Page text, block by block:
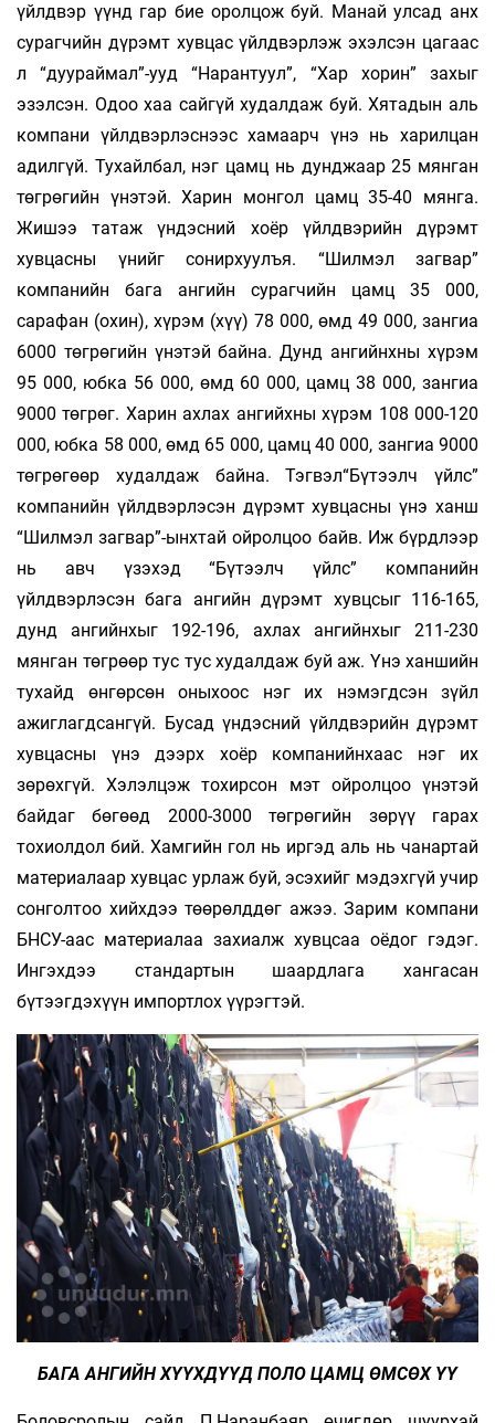
үйлдвэр үүнд гар бие оролцож буй. Манай улсад анх
сурагчийн дүрэмт хувцас үйлдвэрлэж эхэлсэн цагаас
л “дуураймал”-ууд “Нарантуул”, “Хар хорин” захыг
эзэлсэн. Одоо хаа сайгүй худалдаж буй. Хятадын аль
компани үйлдвэрлэснээс хамаарч үнэ нь харилцан
адилгүй. Тухайлбал, нэг цамц нь дунджаар 25 мянган
төгрөгийн үнэтэй. Харин монгол цамц 35-40 мянга.
Жишээ татаж үндэсний хоёр үйлдвэрийн дүрэмт
хувцасны үнийг сонирхуулъя. “Шилмэл загвар”
компанийн бага ангийн сурагчийн цамц 35 000,
сарафан (охин), хүрэм (хүү) 78 000, өмд 49 000, зангиа
6000 төгрөгийн үнэтэй байна. Дунд ангийнхны хүрэм
95 000, юбка 56 000, өмд 60 000, цамц 38 000, зангиа
9000 төгрөг. Харин ахлах ангийхны хүрэм 108 000-120
000, юбка 58 000, өмд 65 000, цамц 40 000, зангиа 9000
төгрөгөөр худалдаж байна. Тэгвэл“Бүтээлч үйлс”
компанийн үйлдвэрлэсэн дүрэмт хувцасны үнэ ханш
“Шилмэл загвар”-ынхтай ойролцоо байв. Иж бүрдлээр
нь авч үзэхэд “Бүтээлч үйлс” компанийн
үйлдвэрлэсэн бага ангийн дүрэмт хувцсыг 116-165,
дунд ангийнхыг 192-196, ахлах ангийнхыг 211-230
мянган төгрөөр тус тус худалдаж буй аж. Үнэ ханшийн
тухайд өнгөрсөн оныхоос нэг их нэмэгдсэн зүйл
ажиглагдсангүй. Бусад үндэсний үйлдвэрийн дүрэмт
хувцасны үнэ дээрх хоёр компанийнхаас нэг их
зөрөхгүй. Хэлэлцэж тохирсон мэт ойролцоо үнэтэй
байдаг бөгөөд 2000-3000 төгрөгийн зөрүү гарах
тохиолдол бий. Хамгийн гол нь иргэд аль нь чанартай
материалаар хувцас урлаж буй, эсэхийг мэдэхгүй учир
сонголтоо хийхдээ төөрөлддөг ажээ. Зарим компани
БНСУ-аас материалаа захиалж хувцсаа оёдог гэдэг.
Ингэхдээ стандартын шаардлага хангасан
бүтээгдэхүүн импортлох үүрэгтэй.
БАГА АНГИЙН ХҮҮХДҮҮД ПОЛО ЦАМЦ ӨМСӨХ ҮҮ